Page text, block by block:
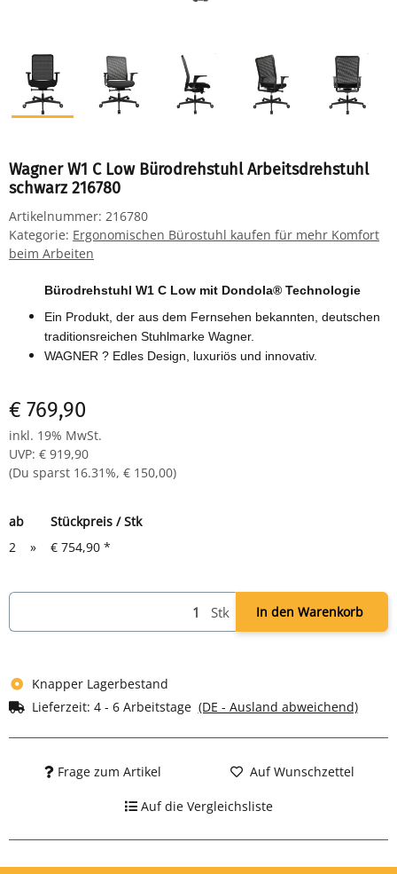
Wagner W1 C Low Bürodrehstuhl Arbeitsdrehstuhl
schwarz 216780
Artikelnummer: 216780
Kategorie: Ergonomischen Bürostuhl kaufen für mehr Komfort
beim Arbeiten
Bürodrehstuhl W1 C Low mit Dondola® Technologie
Ein Produkt, der aus dem Fernsehen bekannten, deutschen
traditionsreichen Stuhlmarke Wagner.
WAGNER ? Edles Design, luxuriös und innovativ.
€ 769,90
inkl. 19% MwSt.
UVP: € 919,90
(Du sparst 16.31%, € 150,00)
ab
Stückpreis / Stk
2
» € 754,90 *
Stk In den Warenkorb
Knapper Lagerbestand
Lieferzeit: 4 - 6 Arbeitstage (DE - Ausland abweichend)
Frage zum Artikel Auf Wunschzettel
Auf die Vergleichsliste